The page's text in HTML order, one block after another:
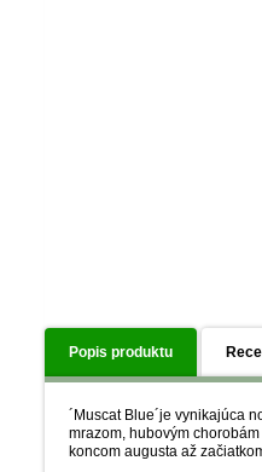
Popis produktu
´Muscat Blue´je vynikajúca
mrazom, hubovým
koncom augusta až